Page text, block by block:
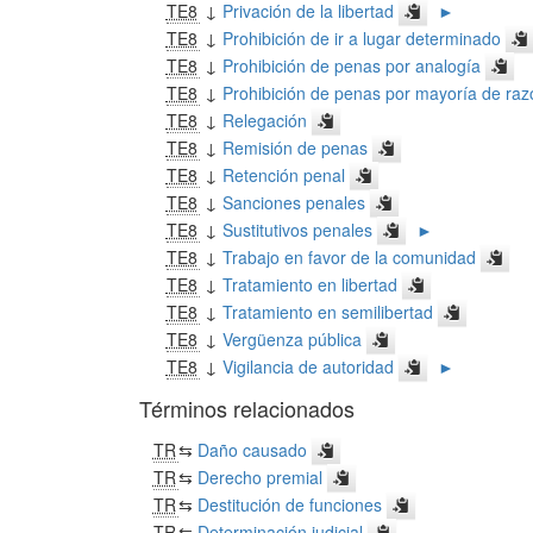
TE8 ↓ Privación de la libertad
►
TE8 ↓ Prohibición de ir a lugar determinado
TE8 ↓ Prohibición de penas por analogía
TE8 ↓ Prohibición de penas por mayoría de
TE8 ↓ Relegación
TE8 ↓ Remisión de penas
TE8 ↓ Retención penal
TE8 ↓ Sanciones penales
TE8 ↓ Sustitutivos penales
►
TE8 ↓ Trabajo en favor de la comunidad
TE8 ↓ Tratamiento en libertad
TE8 ↓ Tratamiento en semilibertad
TE8 ↓ Vergüenza pública
TE8 ↓ Vigilancia de autoridad ►
Términos relacionados
TR⇆ Daño causado
TR⇆ Derecho premial
TR⇆ Destitución de funciones